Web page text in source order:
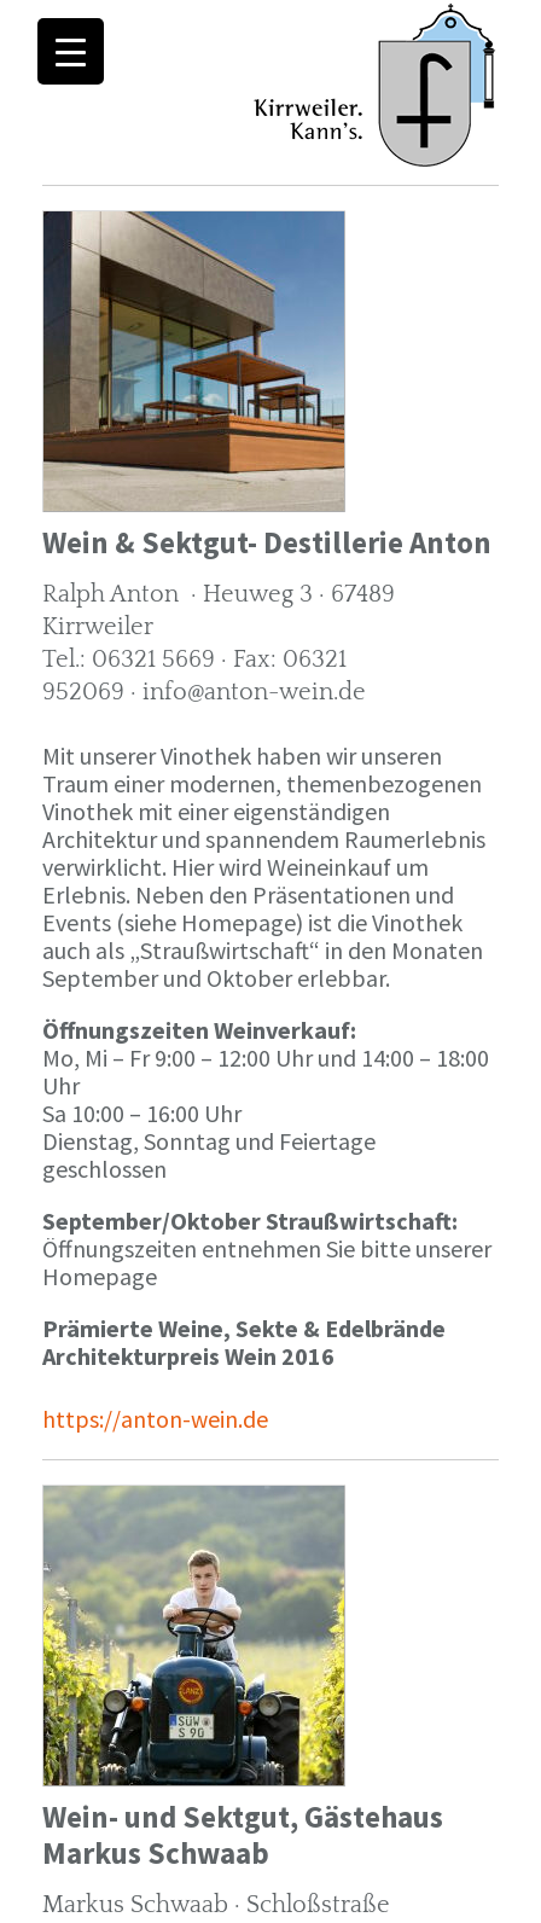
Wein & Sektgut- Destillerie Anton
Ralph Anton · Heuweg 3 · 67489
Kirrweiler
Tel.: 06321 5669 · Fax: 06321
952069 · info@anton-wein.de
Mit unserer Vinothek haben wir unseren
Traum einer modernen, themenbezogenen
Vinothek mit einer eigenständigen
Architektur und spannendem Raumerlebnis
verwirklicht. Hier wird Weineinkauf um
Erlebnis. Neben den Präsentationen und
Events (siehe Homepage) ist die Vinothek
auch als „Straußwirtschaft“ in den Monaten
September und Oktober erlebbar.
Öffnungszeiten Weinverkauf:
Mo, Mi – Fr 9:00 – 12:00 Uhr und 14:00 – 18:00
Uhr
Sa 10:00 – 16:00 Uhr
Dienstag, Sonntag und Feiertage
geschlossen
September/Oktober Straußwirtschaft:
Öffnungszeiten entnehmen Sie bitte unserer
Homepage
Prämierte Weine, Sekte & Edelbrände
Architekturpreis Wein 2016
https://anton-wein.de
Wein- und Sektgut, Gästehaus
Markus Schwaab
Markus Schwaab · Schloßstraße